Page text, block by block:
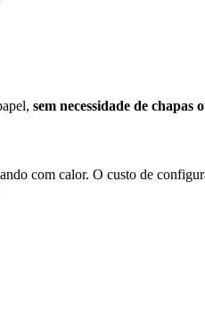
sem necessidade de chapas
com calor. O custo de